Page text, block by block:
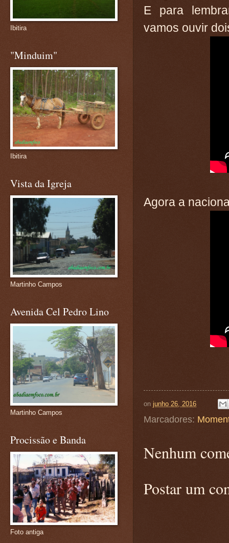
E para
vamos ouvir
Agora a
on junho 26, 2016
Marcadores:
Nenhum
Postar um
Ibitira
"Minduim"
Ibitira
Vista da Igreja
Martinho Campos
Avenida Cel Pedro Lino
Martinho Campos
Procissão e Banda
Foto antiga